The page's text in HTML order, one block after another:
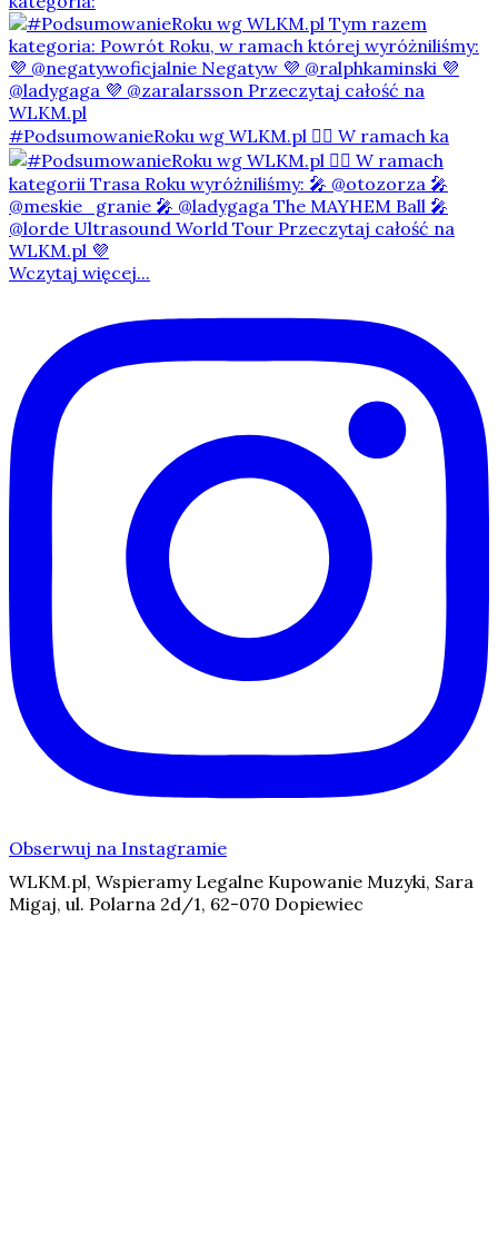
#PodsumowanieRoku wg WLKM.pl 👇🏻 W ramach ka
Wczytaj więcej...
Obserwuj na Instagramie
WLKM.pl, Wspieramy Legalne Kupowanie Muzyki, Sara
Migaj, ul. Polarna 2d/1, 62-070 Dopiewiec